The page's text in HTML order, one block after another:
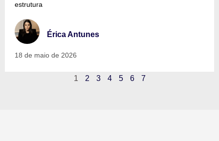
estrutura
Érica Antunes
18 de maio de 2026
1 2 3 4 5 6 7